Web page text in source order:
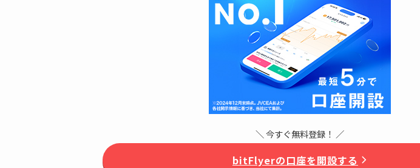
＼ 今すぐ無料登録！ ／
bitFlyerの口座を開設する